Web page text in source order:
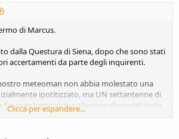
di Marcus.
dalla Questura di Siena, dopo che sono stati
accertamenti da parte degli inquirenti.
meteoman non abbia molestato una
ipotitizzato, ma UN settantenne di
marchette vicino alla coop di via del mulo.
Clicca per espandere...